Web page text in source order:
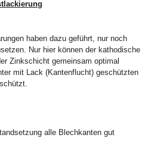
haben dazu geführt, nur noch
Nur hier können der kathodische
Zinkschicht gemeinsam optimal
mit Lack (Kantenflucht) geschützten
alle Blechkanten gut